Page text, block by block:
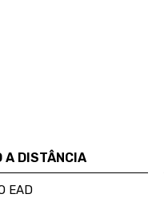
A DISTÂNCIA
EAD